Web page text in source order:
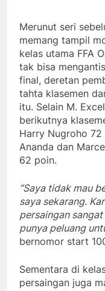
Merunut seri
memang tampil
kelas utama FFA
tak bisa
final, deretan
tahta klasemen
itu. Selain M.
berikutnya
Harry Nugroho
Ananda dan
62 poin.
“Saya tidak mau
saya sekarang.
persaingan
punya peluang
bernomor start
Sementara di
persaingan juga